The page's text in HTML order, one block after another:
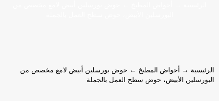
الرئيسية → أحواض المطبخ ← حوض بورسلين أبيض لامع مخصص من
البورسلين الأبيض، حوض سطح العمل بالجملة